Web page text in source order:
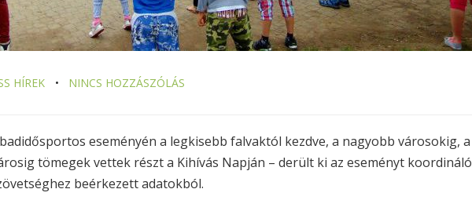
HÍREK NINCS HOZZÁSZÓLÁS
eseményén a legkisebb falvaktól kezdve, a nagyobb városokig, a
tömegek vettek részt a Kihívás Napján – derült ki az eseményt koordináló
beérkezett adatokból.